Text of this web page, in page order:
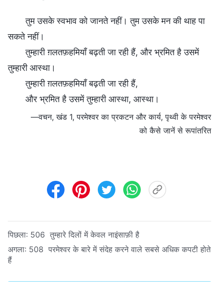
तुम उसके स्वभाव को जानते नहीं। तुम उसके मन की थाह पा
सकते नहीं।
तुम्हारी ग़लतफ़हमियाँ बढ़ती जा रही हैं, और भ्रमित है उसमें
तुम्हारी आस्था।
तुम्हारी ग़लतफ़हमियाँ बढ़ती जा रही हैं,
और भ्रमित है उसमें तुम्हारी आस्था, आस्था।
—वचन, खंड 1, परमेश्वर का प्रकटन और कार्य, पृथ्वी के परमेश्वर
को कैसे जानें से रूपांतरित
पिछला: 506 तुम्हारे दिलों में केवल नाइंसाफ़ी है
अगला: 508 परमेश्वर के बारे में संदेह करने वाले सबसे अधिक कपटी होते
हैं